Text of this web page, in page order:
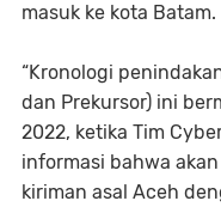
masuk ke kota Batam.
“Kronologi
dan Prekursor) ini
2022, ketika Tim
informasi bahwa
kiriman asal Aceh